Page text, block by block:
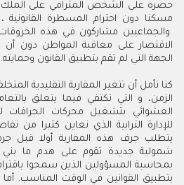
حصره على الشخص المترامي على الملك
مسكنا دون احترام المسطرة القانونية
والجماعيين مشاركون في هذه
الاقتصار على معاقبة المواطن دون
الجهة التي لم تقم بتطبيق القانون وحمايته.
كنا نأمل أن تتغير المقاربة التقليدية
الزمن، و التي تكتفي فيما يتعلق
العشوائي
بتشغيل محركات الجرافات
للإدارة الترابية الذي نعاين كثيرا من
يتطلب
جرف هذه المقاربة أولا قبل
شمولية
جديدة تقوم على هدم ما بني
بمحاسبة المسؤولين الذين سمحوا
بتطبيق القوانين في الوقت المناسب. أما